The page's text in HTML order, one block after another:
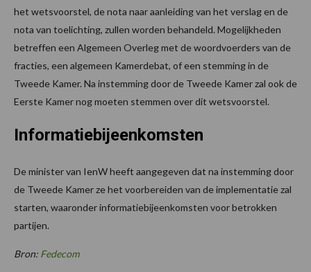
het wetsvoorstel, de nota naar aanleiding van het verslag en de
nota van toelichting, zullen worden behandeld. Mogelijkheden
betreffen een Algemeen Overleg met de woordvoerders van de
fracties, een algemeen Kamerdebat, of een stemming in de
Tweede Kamer. Na instemming door de Tweede Kamer zal ook de
Eerste Kamer nog moeten stemmen over dit wetsvoorstel.
Informatiebijeenkomsten
De minister van IenW heeft aangegeven dat na instemming door
de Tweede Kamer ze het voorbereiden van de implementatie zal
starten, waaronder informatiebijeenkomsten voor betrokken
partijen.
Bron: Fedecom